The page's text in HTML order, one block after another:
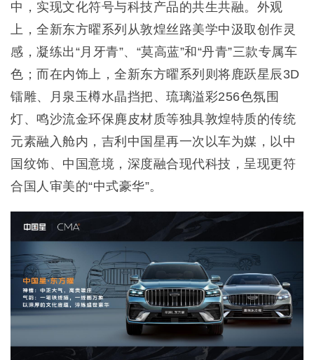
中，实现文化符号与科技产品的共生共融。外观
上，全新东方曜系列从敦煌丝路美学中汲取创作灵
感，凝练出“月牙青”、“莫高蓝”和“丹青”三款专属车
色；而在内饰上，全新东方曜系列则将鹿跃星辰3D
镭雕、月泉玉樽水晶挡把、琉璃溢彩256色氛围
灯、鸣沙流金环保麂皮材质等独具敦煌特质的传统
元素融入舱内，吉利中国星再一次以车为媒，以中
国纹饰、中国意境，深度融合现代科技，呈现更符
合国人审美的“中式豪华”。